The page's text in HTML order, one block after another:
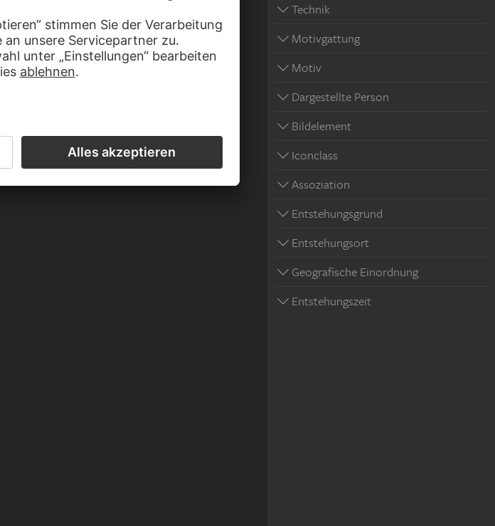
Technik
Motivgattung
Motiv
Dargestellte Person
Bildelement
Iconclass
Assoziation
Entstehungsgrund
Entstehungsort
Geografische Einordnung
Entstehungszeit
Die Wernerkapelle in Oberwesel von Süden gesehen